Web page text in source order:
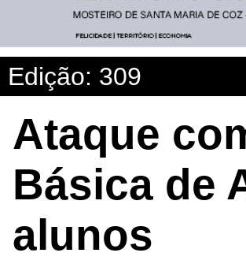
Edição: 309
Ataque
Básica de
alunos